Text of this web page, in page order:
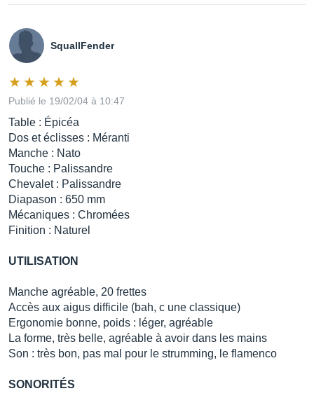
SquallFender
Publié le 19/02/04 à 10:47
Table : Épicéa
Dos et éclisses : Méranti
Manche : Nato
Touche : Palissandre
Chevalet : Palissandre
Diapason : 650 mm
Mécaniques : Chromées
Finition : Naturel
UTILISATION
Manche agréable, 20 frettes
Accès aux aigus difficile (bah, c une classique)
Ergonomie bonne, poids : léger, agréable
La forme, très belle, agréable à avoir dans les mains
Son : très bon, pas mal pour le strumming, le flamenco
SONORITÉS